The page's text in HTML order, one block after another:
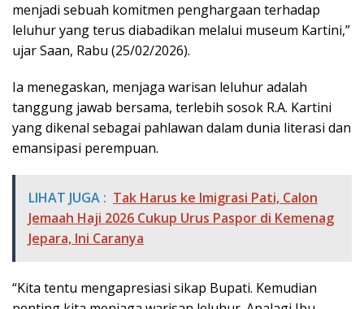
menjadi sebuah komitmen penghargaan terhadap
leluhur yang terus diabadikan melalui museum Kartini,”
ujar Saan, Rabu (25/02/2026).
Ia menegaskan, menjaga warisan leluhur adalah
tanggung jawab bersama, terlebih sosok R.A. Kartini
yang dikenal sebagai pahlawan dalam dunia literasi dan
emansipasi perempuan.
LIHAT JUGA : Tak Harus ke Imigrasi Pati, Calon
Jemaah Haji 2026 Cukup Urus Paspor di Kemenag
Jepara, Ini Caranya
“Kita tentu mengapresiasi sikap Bupati. Kemudian